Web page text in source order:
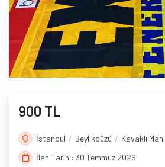
900 TL
İstanbul Beylikdüzü
Kavaklı Mah.
İlan Tarihi: 30 Temmuz 2026